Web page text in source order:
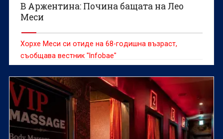
В Аржентина: Почина бащата на Лео
Меси
Хорхе Меси си отиде на 68-годишна възраст,
съобщава вестник "Infobae"